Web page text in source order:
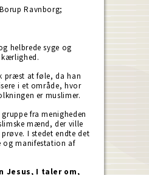
Ravnborg;
helbrede syge og
præst at føle, da han
i et område, hvor
er muslimer.
fra menigheden
mænd, der ville
I stedet endte det
og manifestation af
Jesus, I taler om,